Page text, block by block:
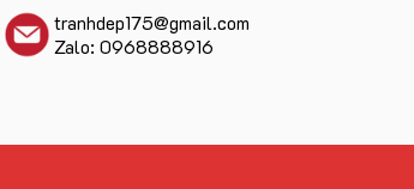
tranhdep175@gmail.com
Zalo: 0968888916